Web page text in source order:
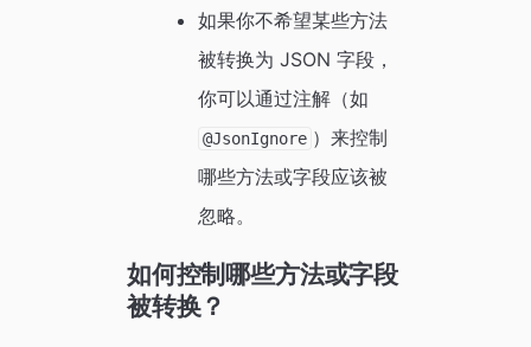
如果你不希望某些方法
被转换为 JSON 字段，
你可以通过注解（如
@JsonIgnore ）来控制
哪些方法或字段应该被
忽略。
如何控制哪些方法或字段
被转换？